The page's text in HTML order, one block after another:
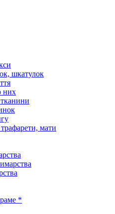
шкатулок
них
мати
*